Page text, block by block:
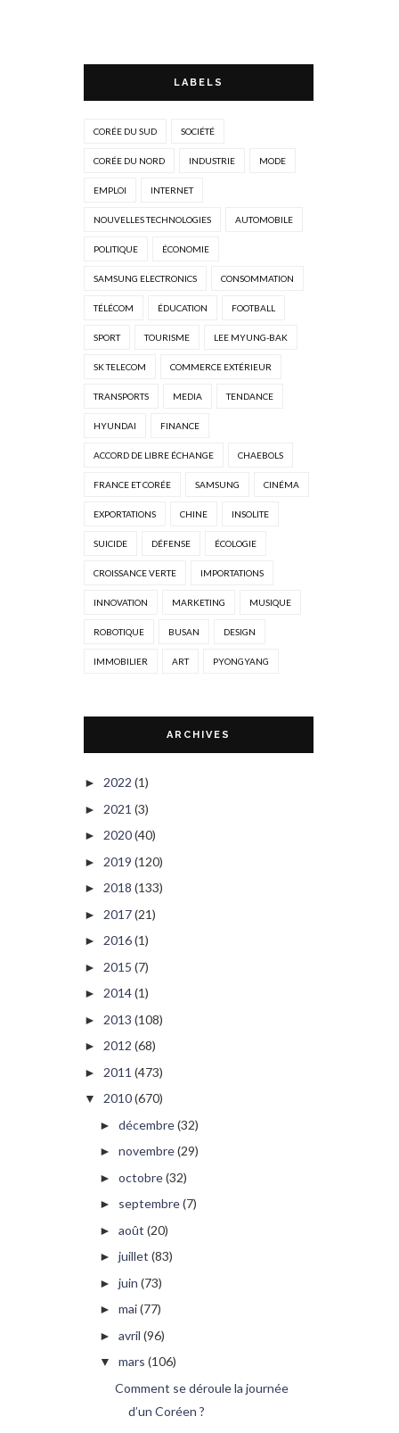
LABELS
CORÉE DU SUD SOCIÉTÉ
CORÉE DU NORD INDUSTRIE MODE
EMPLOI INTERNET
NOUVELLES TECHNOLOGIES AUTOMOBILE
POLITIQUE ÉCONOMIE
SAMSUNG ELECTRONICS CONSOMMATION
TÉLÉCOM ÉDUCATION FOOTBALL
SPORT TOURISME LEE MYUNG-BAK
SK TELECOM COMMERCE EXTÉRIEUR
TRANSPORTS MEDIA TENDANCE
HYUNDAI FINANCE
ACCORD DE LIBRE ÉCHANGE CHAEBOLS
FRANCE ET CORÉE SAMSUNG CINÉMA
EXPORTATIONS CHINE INSOLITE
SUICIDE DÉFENSE ÉCOLOGIE
CROISSANCE VERTE IMPORTATIONS
INNOVATION MARKETING MUSIQUE
ROBOTIQUE BUSAN DESIGN
IMMOBILIER ART PYONGYANG
ARCHIVES
► 2022 (1)
► 2021 (3)
► 2020(40)
► 2019 (120)
► 2018 (133)
► 2017(21)
► 2016(1)
► 2015 (7)
► 2014(1)
► 2013 (108)
► 2012 (68)
► 2011 (473)
▼ 2010(670)
► décembre(32)
► novembre(29)
► octobre(32)
► septembre(7)
► août (20)
► juillet (83)
► juin (73)
► mai(77)
► avril (96)
▼ mars (106)
Comment se déroule la journée
d’un Coréen ?